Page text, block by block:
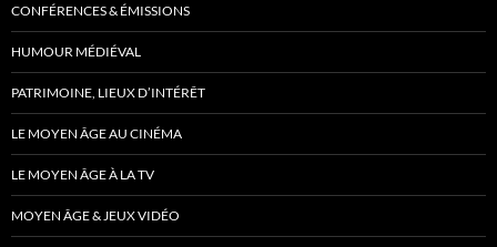
CONFÉRENCES & ÉMISSIONS
HUMOUR MÉDIÉVAL
PATRIMOINE, LIEUX D’INTÉRÊT
LE MOYEN ÂGE AU CINÉMA
LE MOYEN ÂGE À LA TV
MOYEN ÂGE & JEUX VIDÉO